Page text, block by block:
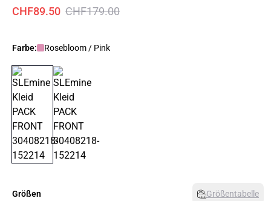
CHF89.50 CHF179.00
Farbe: Rosebloom / Pink
Größen Größentabelle